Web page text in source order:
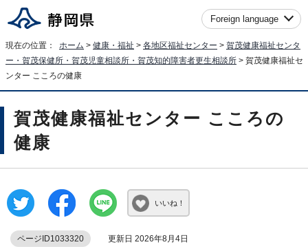
Foreign language
現在の位置： ホーム > 健康・福祉 > 各地区福祉センター > 賀茂健康福祉センタ
ー・賀茂保健所・賀茂児童相談所・賀茂知的障害者更生相談所 > 賀茂健康福祉セ
ンター こころの健康
賀茂健康福祉センター こころの
健康
いいね！
ページID1033320 更新日 2026年8月4日